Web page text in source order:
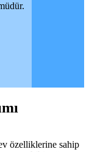
özelliklerine sahip